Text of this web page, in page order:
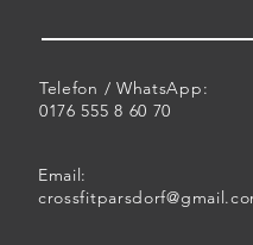
Telefon / WhatsApp:
0176 555 8 60 70
Email: